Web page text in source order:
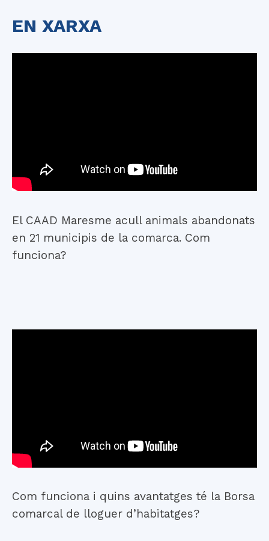
EN XARXA
El CAAD Maresme acull animals abandonats
en 21 municipis de la comarca. Com
funciona?
Com funciona i quins avantatges té la Borsa
comarcal de lloguer d’habitatges?